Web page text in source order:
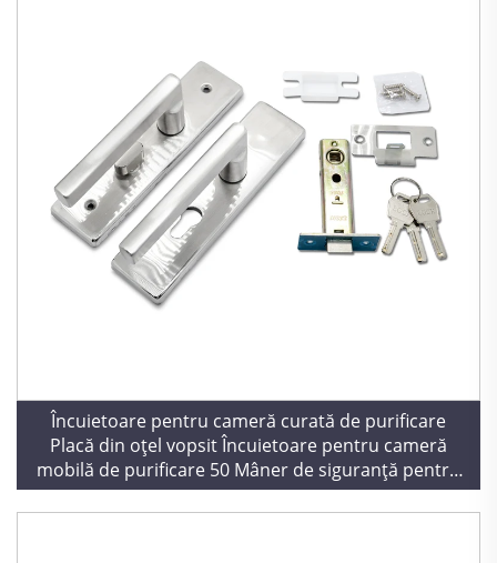
Încuietoare pentru cameră curată de purificare
Placă din oțel vopsit Încuietoare pentru cameră
mobilă de purificare 50 Mâner de siguranță pentru
construcții